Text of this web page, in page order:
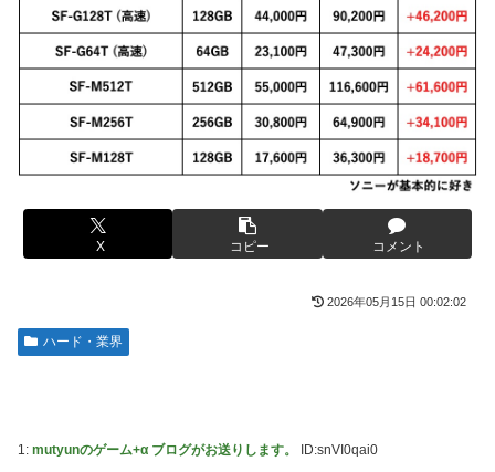
【画像】田中みな実さん、妊娠中とは思えないヒール姿で登
場してしまう
ワイ手取り15万正社員→副業でウーバーやってるんやが金が
ない
株式投資、若年男性の自信喪失の原因に-6割超が「人生の敗
者」自認
【緊急】お笑いジャングルポケット斉藤慎二被告に懲役7年
の求刑←これ…
【ウマ娘】セイちゃんの攻撃力を見よ！！！
とーーーーーーーーにおもんない！！！！」→炎上
海外「全部日本の真似だったのか…」 日本の普通のテレビ
ぐらんぶる Season 3 第5話 感想：耕平がタレントの替え玉
【画像】令和最新版のあのちゃん、可愛過ぎてワイらにブッ
刺さりまくりw w w w w w
【画像】日焼け口リの締まったお尻っていいよね！ｗｗｗｗ
ｗ
熊本･八代港で自衛隊の「病院船」が医療提供開始、診察と
薬剤処方…被災者向け大浴場も！
【悲報】コメ農家「高市総理には愛想尽かした」売値は生産
原価の半分以下に…肥料代や燃料代は高騰「今年でやめる」
農家も
サボらず走るし流問題解決じゃね？」
X コピー コメント
2026年05月15日 00:02:02
ハード・業界
1: mutyunのゲーム+α ブログがお送りします。 ID:snVI0qai0